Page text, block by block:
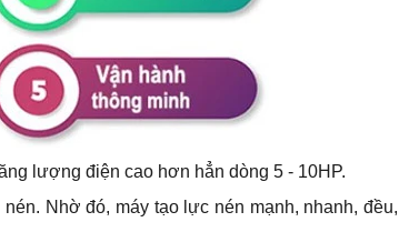
lượng điện cao hơn hẳn dòng 5 - 10HP.
Nhờ đó, máy tạo lực nén mạnh, nhanh, đều,